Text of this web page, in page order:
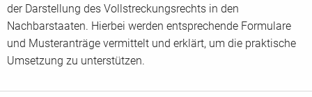
der Darstellung des Vollstreckungsrechts in den
Nachbarstaaten. Hierbei werden entsprechende Formulare
und Musteranträge vermittelt und erklärt, um die praktische
Umsetzung zu unterstützen.